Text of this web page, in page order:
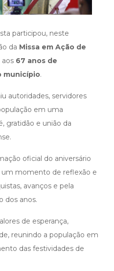
participou, neste
da Missa em Ação de
67 anos de
município.
autoridades, servidores
em uma
gratidão e união da
oficial do aniversário
um momento de reflexão e
avanços e pela
dos anos.
de esperança,
reunindo a população em
das festividades de